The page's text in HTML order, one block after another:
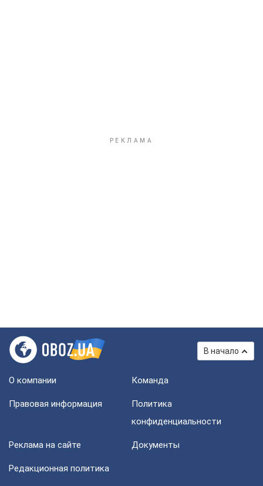
В начало
О компании Команда
Правовая информация
Политика
конфиденциальности
Реклама на сайте Документы
Редакционная политика